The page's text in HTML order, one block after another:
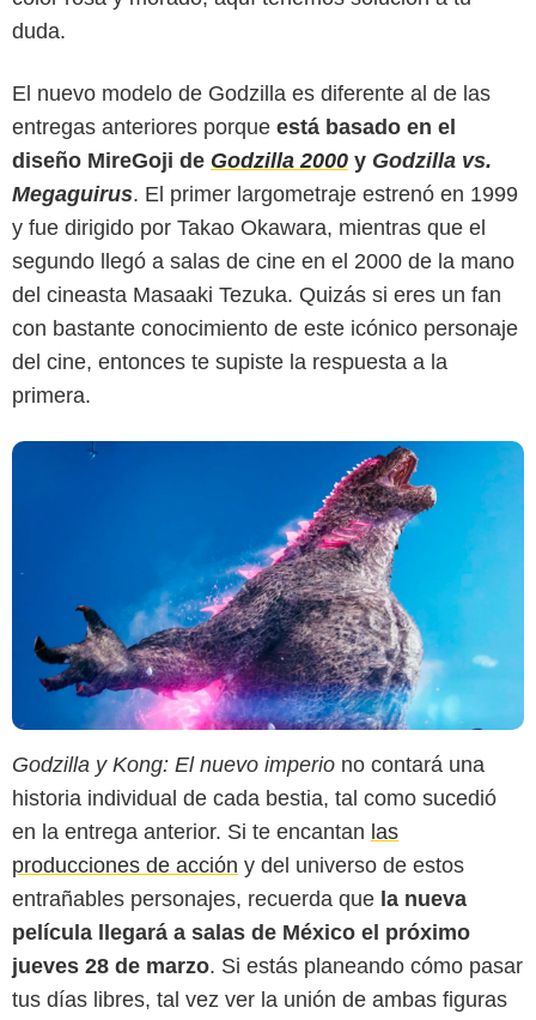
duda.
El nuevo modelo de Godzilla es diferente al de las
entregas anteriores porque está basado en el
diseño MireGoji de Godzilla 2000 y Godzilla vs.
Megaguirus. El primer largometraje estrenó en 1999
y fue dirigido por Takao Okawara, mientras que el
segundo llegó a salas de cine en el 2000 de la mano
del cineasta Masaaki Tezuka. Quizás si eres un fan
con bastante conocimiento de este icónico personaje
del cine, entonces te supiste la respuesta a la
primera.
Warner Bros. Pictures
Godzilla y Kong: El nuevo imperio no contará una
historia individual de cada bestia, tal como sucedió
en la entrega anterior. Si te encantan las
producciones de acción y del universo de estos
entrañables personajes, recuerda que la nueva
película llegará a salas de México el próximo
jueves 28 de marzo. Si estás planeando cómo pasar
tus días libres, tal vez ver la unión de ambas figuras